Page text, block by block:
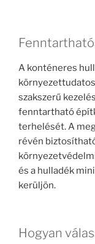
A konténeres
szakszerű
fenntartható
terhelését. A
révén
és a hulladék
kerüljön.
Hogyan